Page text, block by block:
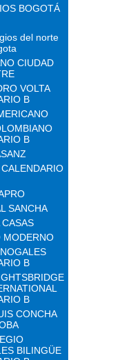
BOGOTÁ
del norte
CIUDAD
VOLTA
B
B
SANCHA
MODERNO
B
B
CONCHA
BILINGÜE